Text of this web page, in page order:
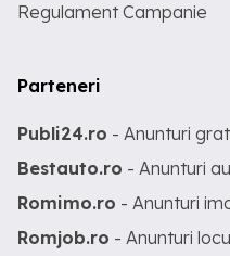
Regulament Campanie
Parteneri
Publi24.ro - Anunturi
Bestauto.ro - Anunturi
Romimo.ro - Anunturi
Romjob.ro - Anunturi